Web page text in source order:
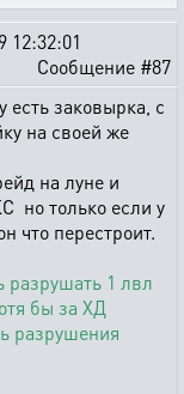
12:32:01
Сообщение #87
есть заковырка, с
на своей же
на луне и
но только если у
что перестроит.
1 лвл
бы за ХД
разрушения